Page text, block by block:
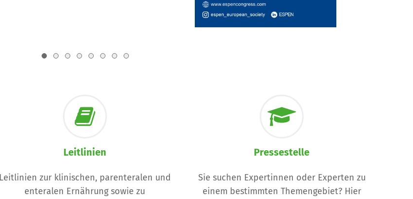
Leitlinien
Leitlinien zur klinischen, parenteralen und
enteralen Ernährung sowie zu
Pressestelle
Sie suchen Expertinnen oder Experten zu
einem bestimmten Themengebiet? Hier